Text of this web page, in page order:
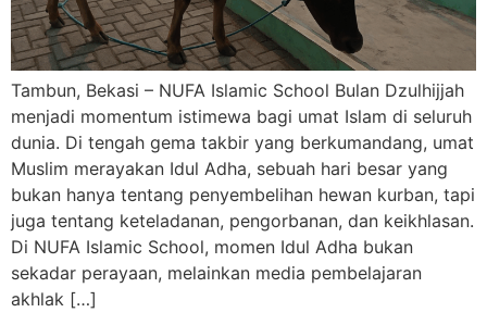
Tambun, Bekasi – NUFA Islamic School Bulan Dzulhijjah
menjadi momentum istimewa bagi umat Islam di seluruh
dunia. Di tengah gema takbir yang berkumandang, umat
Muslim merayakan Idul Adha, sebuah hari besar yang
bukan hanya tentang penyembelihan hewan kurban, tapi
juga tentang keteladanan, pengorbanan, dan keikhlasan.
Di NUFA Islamic School, momen Idul Adha bukan
sekadar perayaan, melainkan media pembelajaran
akhlak […]